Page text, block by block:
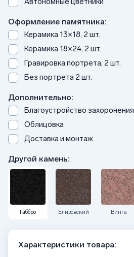
Оформление памятника:
Керамика 13×18, 2 шт.
Керамика 18×24, 2 шт.
Гравировка портрета, 2 шт.
Без портрета 2 шт.
Дополнительно:
Благоустройство захоронения
Облицовка
Доставка и монтаж
Другой камень:
Габбро Елизовский Винга
Характеристики товара: